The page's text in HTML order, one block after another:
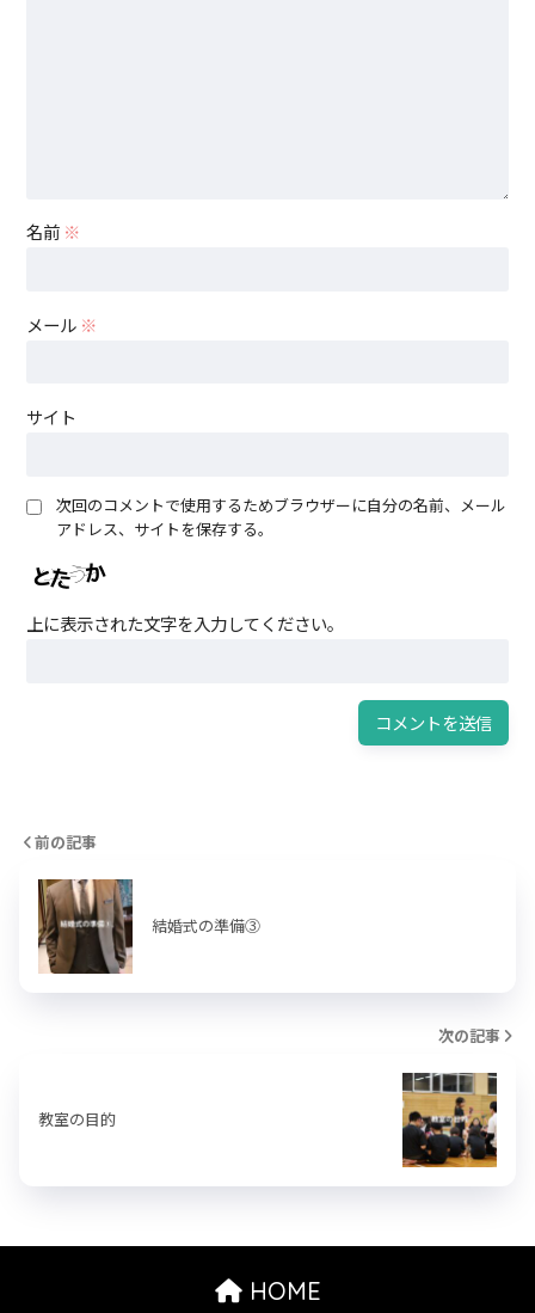
名前 ※
メール ※
サイト
次回のコメントで使用するためブラウザーに自分の名前、メール
アドレス、サイトを保存する。
上に表示された文字を入力してください。
前の記事
結婚式の準備③
次の記事
教室の目的
HOME